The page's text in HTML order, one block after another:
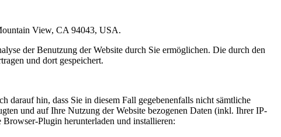
View, CA 94043, USA.
der Benutzung der Website durch Sie ermöglichen. Die durch den
und dort gespeichert.
darauf hin, dass Sie in diesem Fall gegebenenfalls nicht sämtliche
und auf Ihre Nutzung der Website bezogenen Daten (inkl. Ihrer IP-
Plugin herunterladen und installieren: